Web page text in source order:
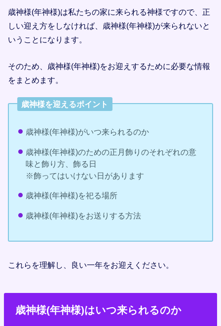
歳神様(年神様)は私たちの家に来られる神様ですので、正
しい迎え方をしなければ、歳神様(年神様)が来られないと
いうことになります。
そのため、歳神様(年神様)をお迎えするために必要な情報
をまとめます。
歳神様を迎えるポイント
歳神様(年神様)がいつ来られるのか
歳神様(年神様)のための正月飾りのそれぞれの意
味と飾り方、飾る日
※飾ってはいけない日があります
歳神様(年神様)を祀る場所
歳神様(年神様)をお送りする方法
これらを理解し、良い一年をお迎えください。
歳神様(年神様)はいつ来られるのか